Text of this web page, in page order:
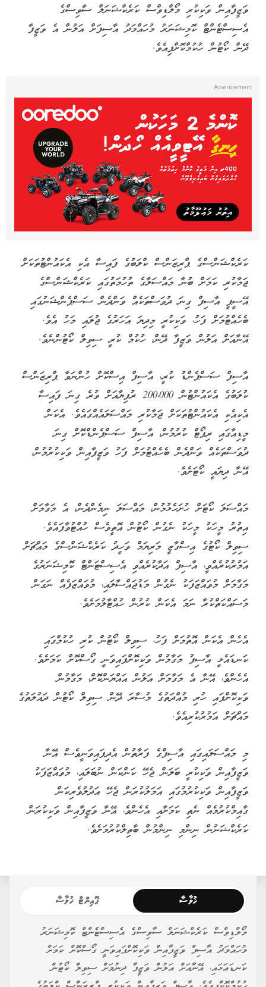
ވަޒީފާއިން ވަކިކުރި މޯލްޑިވްސް ކަރެކްޝަނަލް ސާވިސްގެ
އެސިސްޓެންޓް ކޮމިޝަނަރު މުހައްމަދު އާސިފަށް އަލުން އެ ވަޒީފާ
ދޭން ކޯޓުން ހުކުމްކޮށްފިއެވެ.
ކަރެކްޝަންސްގެ ޕްރިޒަންސް ކްލަބުގެ ފައިސާ އެކި އެކައުންޓުތަކަށް
ޖަމާކުރި ކަމަށް ބުނާ މައްސަލާގެ ތުހުމަތުގައި ކަރެކްޝަންސްގެ
އޭސީޕީ އާސިފް ގިނަ ދުވަސްތަކެއް ވަންދެން ސަސްޕެންޝަނުގައި
ބެހެއްޓުމަށް ފަހު، ވަކިކުރީ މިދިޔަ އަހަރުގެ ޖުލައި މަހު އެވެ.
އޭނާއަށް އަލުން ވަޒީފާ ދޭން، ހުކުމް ކުރީ ސިވިލް ކޯޓުންނެވެ.
އާސިފް ސަސްޕެންޑު ކުރީ، އާސިފް އިސްކޮށް ހުންނަވާ ޕްރިޒަންސް
ކުލަބުގެ އެކައުންޓުން 200،000 ރުފިޔާއަށް ވުރެ ގިނަ ފައިސާ
އެކިއެކި އެކައުންޓުތަކަށް ޖަމާކުރި މައްސަލައެއްގައެވެ. އެކަން
މީޑިއާގައި ރިޕޯޓް ކުރުމުން، އާސިފް ސަސްޕެންޑްކޮށް ގިނަ
ދުވަސްތަކެއް ވަންދެން ބެހެއްޓުމަށް ފަހު ވަޒީފާއިން ވަކިކުރުމުން،
އޭނާ ދިޔައީ ކޯޓަށެވެ.
މައްސަލަ ކޯޓަށް ހުށަހެޅުމުން، މައްސަލަ ނިމެންދެން، އެ މަގާމަށް
އިތުރު މީހަކު މީހަކު ނެގުން ކޯޓުން އޮތީވެސް ހުއްޓުވާފައެވެ.
ސިވިލް ކޯޓުގެ އިސްގާޒީ މަރިޔަމް ވަހީދު ކަރެކްޝަންސްގެ މައްޗަށް
އަމުރުކުރެއްވީ، އާސިފް އަދާކުރެއްވި އެސިސްޓަންޓް ކޮމިޝަނަރުގެ
މަގާމަށް މުވައްޒަފަކު ނެގުން މަޑުޖައްސާލައި، މުވައްޒަފެއް ނަގަން
މަސައްކަތްކުރާ ނަމަ އެކަން ކުރުން ހުއްޓާލުމަށެވެ.
އެހެން އެކަން އޮތުމަށް ފަހު، ސިވިލް ކޯޓުން ކުރި ހުކުމްގައި
ކަނޑައެޅީ އާސިފު މަގާމުން ވަކިކޮށްފައިވަނީ ގޯސްކޮށް ކަމަށެވެ.
އެހެންވެ، އޭނާ އެ މަގާމަށް އަލުން އައްޔަންކޮށް، މަގާމުން
ވަކިކޮށްފައި ހުރި މުއްދަތުގެ މުސާރަ ދޭން ސިވިލް ކޯޓުން ދައުލަތުގެ
މައްޗަށް އަމުރުކުރިއެވެ.
މި މައްސަލައިގައި އާސިފްގެ ފަރާތުން އެދިފައިވަނީވެސް އޭނާ
ވަޒީފާއިން ވަކިކުރީ ބަލަން ޖެހޭ ކަންކަން ނުބަލައި، މުވައްޒަފަކު
ވަޒީފާއިން ވަކިކުރުމުގައި އަމަލުކުރަން ޖެހޭ އަދުލުވެރިކަން
ގާއިމްކުރުމެއް ނެތި ކަމަށާއި އެހެންވެ، އޭނާ ވަޒީފާއިން ވަކިކުރަން
ކަރެކްޝަނުން ނިންމި ނިންމުން ބާތިލްކުރުމަށެވެ.
ޚުލާސާ ޕޮއިންޓް ޚުލާސާ
މޯލްޑިވްސް ކަރެކްޝަނަލް ސާވިސްގެ އެސިސްޓެންޓް ކޮމިޝަނަރު
މުހައްމަދު އާސިފް ވަޒީފާއިން ވަކިކޮށްފައިވަނީ ގޯސްކޮށް ކަމަށް
ކަނޑައަޅައި، އޭނާއަށް އަލުން ވަޒީފާ ދިނުމަށް ސިވިލް ކޯޓުން